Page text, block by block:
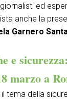
ed
anche la
Garnero
e
marzo a
il tema della